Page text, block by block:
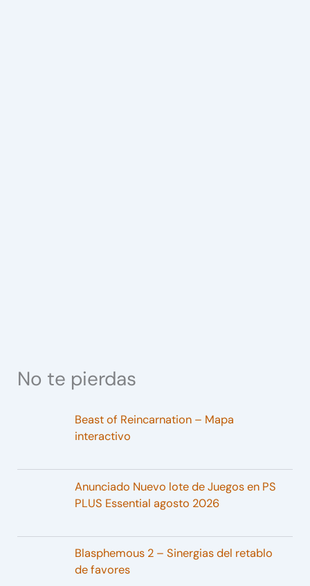
No te pierdas
Beast of Reincarnation – Mapa
interactivo
Anunciado Nuevo lote de Juegos en PS
PLUS Essential agosto 2026
Blasphemous 2 – Sinergias del retablo
de favores